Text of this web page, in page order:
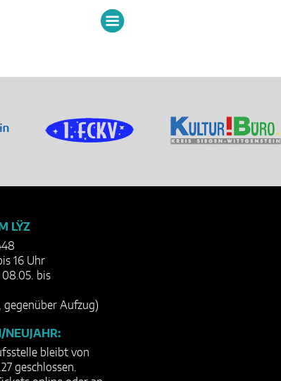
LŸZ
16 Uhr
08.05. bis
gegenüber Aufzug)
NEUJAHR:
bleibt von
geschlossen.